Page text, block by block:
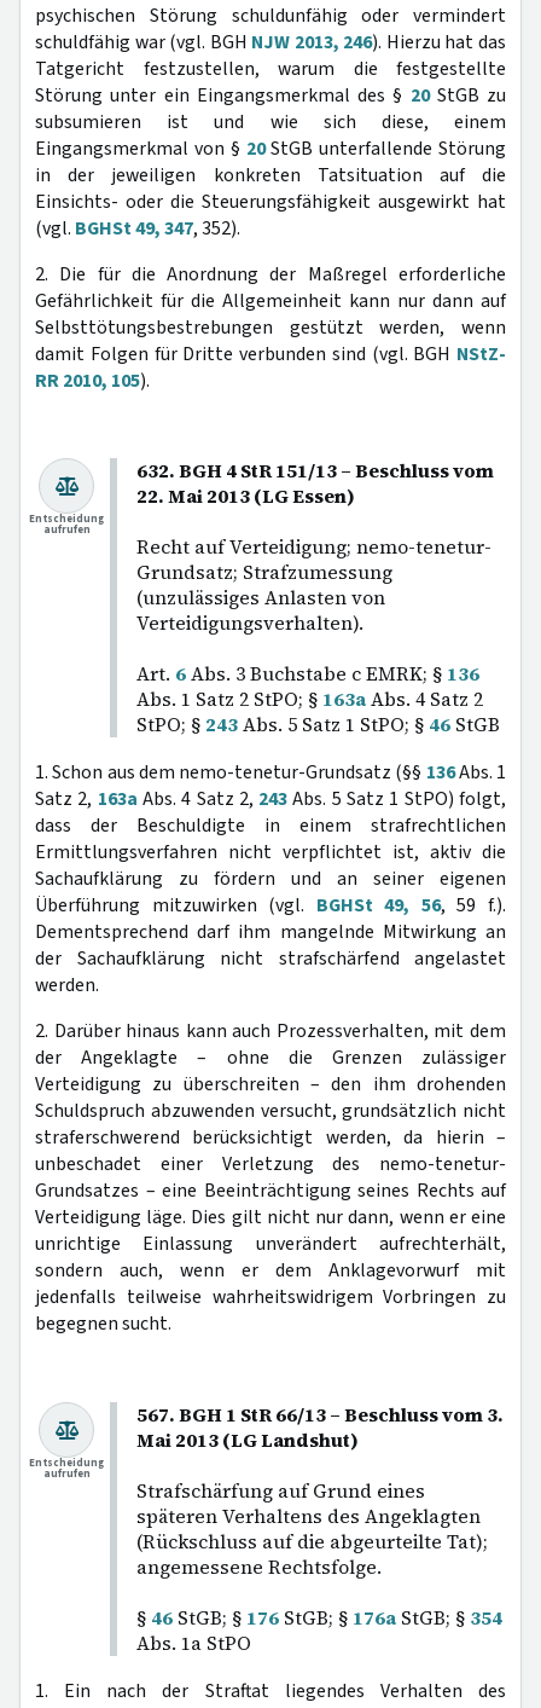
psychischen Störung schuldunfähig oder vermindert
schuldfähig war (vgl. BGH NJW 2013, 246). Hierzu hat das
Tatgericht festzustellen, warum die festgestellte
Störung unter ein Eingangsmerkmal des § 20StGB zu
subsumieren ist und wie sich diese, einem
Eingangsmerkmal von § 20StGB unterfallende Störung
in der jeweiligen konkreten Tatsituation auf die
Einsichts- oder die Steuerungsfähigkeit ausgewirkt hat
(vgl. BGHSt 49, 347, 352).
2. Die für die Anordnung der Maßregel erforderliche
Gefährlichkeit für die Allgemeinheit kann nur dann auf
Selbsttötungsbestrebungen gestützt werden, wenn
damit Folgen für Dritte verbunden sind (vgl. BGH NStZ-
RR 2010, 105).
632. BGH 4 StR 151/13 – Beschluss vom
22. Mai 2013 (LG Essen)
Recht auf Verteidigung; nemo-tenetur-
Grundsatz; Strafzumessung
(unzulässiges Anlasten von
Verteidigungsverhalten).
Art. 6Abs. 3 Buchstabe c EMRK; § 136
Abs. 1 Satz 2 StPO; § 163aAbs. 4 Satz 2
StPO; § 243Abs. 5 Satz 1 StPO; § 46 StGB
Entscheidung
aufrufen
1. Schon aus dem nemo-tenetur-Grundsatz (§§ 136Abs. 1
Satz 2, 163a Abs. 4 Satz 2, 243Abs. 5 Satz 1 StPO) folgt,
dass der Beschuldigte in einem strafrechtlichen
Ermittlungsverfahren nicht verpflichtet ist, aktiv die
Sachaufklärung zu fördern und an seiner eigenen
Überführung mitzuwirken (vgl. BGHSt 49, 56, 59 f.).
Dementsprechend darf ihm mangelnde Mitwirkung an
der Sachaufklärung nicht strafschärfend angelastet
werden.
2. Darüber hinaus kann auch Prozessverhalten, mit dem
der Angeklagte – ohne die Grenzen zulässiger
Verteidigung zu überschreiten – den ihm drohenden
Schuldspruch abzuwenden versucht, grundsätzlich nicht
straferschwerend berücksichtigt werden, da hierin –
unbeschadet einer Verletzung des nemo-tenetur-
Grundsatzes – eine Beeinträchtigung seines Rechts auf
Verteidigung läge. Dies gilt nicht nur dann, wenn er eine
unrichtige Einlassung unverändert aufrechterhält,
sondern auch, wenn er dem Anklagevorwurf mit
jedenfalls teilweise wahrheitswidrigem Vorbringen zu
begegnen sucht.
567. BGH 1 StR 66/13 – Beschluss vom 3.
Mai 2013 (LG Landshut)
Strafschärfung auf Grund eines
späteren Verhaltens des Angeklagten
(Rückschluss auf die abgeurteilte Tat);
angemessene Rechtsfolge.
§ 46 StGB; § 176 StGB; § 176a StGB; § 354
Abs. 1a StPO
Entscheidung
aufrufen
1. Ein nach der Straftat liegendes Verhalten des